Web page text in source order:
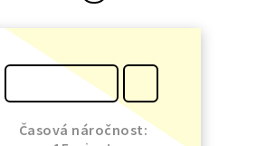
Časová náročnost: